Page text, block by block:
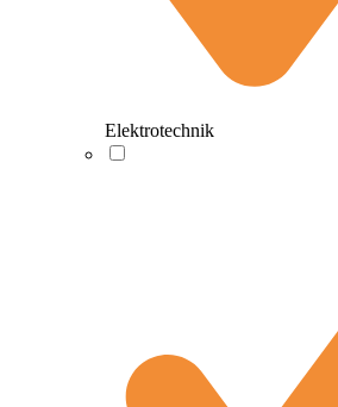
Elektrotechnik